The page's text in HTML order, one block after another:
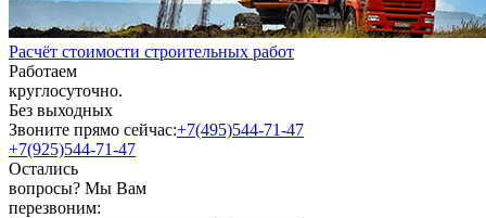
Расчёт стоимости строительных работ
Работаем
круглосуточно.
Без выходных
Звоните прямо сейчас:+7(495)544-71-47
+7(925)544-71-47
Остались
вопросы? Мы Вам
перезвоним: